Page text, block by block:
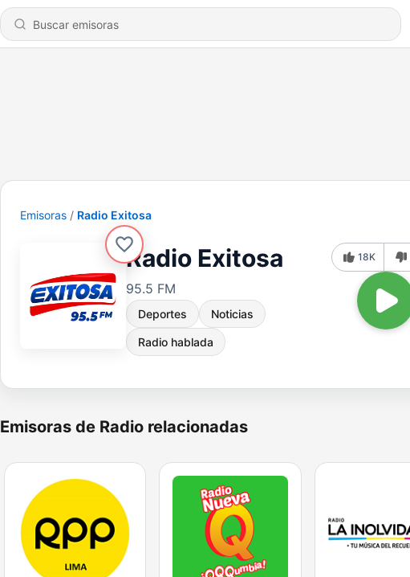
Emisoras Radio Exitosa
Radio Exitosa
95.5 FM
Deportes Noticias
Radio hablada
18K
Emisoras de Radio relacionadas